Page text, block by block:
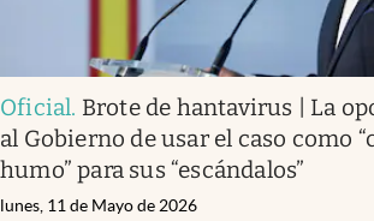
Oficial. Brote de hantavirus | La
al Gobierno de usar el caso como
humo” para sus “escándalos”
lunes, 11 de Mayo de 2026